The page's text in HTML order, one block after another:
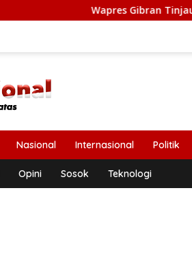
Wapres Gibran Tinjau
Nasional Internasional Politik
Opini Sosok Teknologi